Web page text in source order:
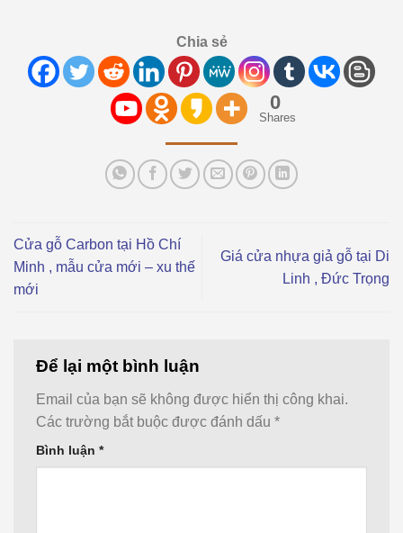
Chia sẻ
0
Shares
Cửa gỗ Carbon tại Hồ Chí
Minh , mẫu cửa mới – xu thế
mới
Giá cửa nhựa giả gỗ tại Di
Linh , Đức Trọng
Để lại một bình luận
Email của bạn sẽ không được hiển thị công khai.
Các trường bắt buộc được đánh dấu *
Bình luận *